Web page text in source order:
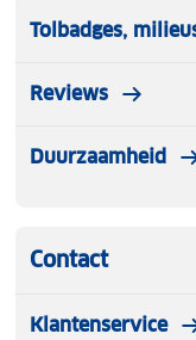
Tolbadges,
Reviews
Duurzaamheid
Contact
Klantenservice